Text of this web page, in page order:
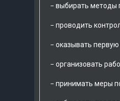
− выбирать методы
− проводить
− оказывать
− организовать
− принимать меры